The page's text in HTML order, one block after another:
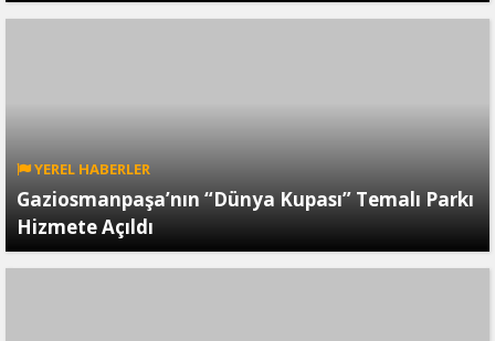
YEREL HABERLER
Gaziosmanpaşa’nın “Dünya Kupası” Temalı Parkı
Hizmete Açıldı